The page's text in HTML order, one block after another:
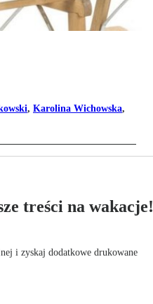
, Karolina Wichowska,
treści na wakacje!
i zyskaj dodatkowe drukowane